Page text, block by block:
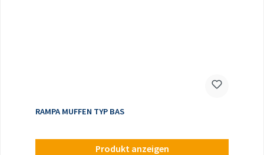
RAMPA MUFFEN TYP BAS
Produkt anzeigen